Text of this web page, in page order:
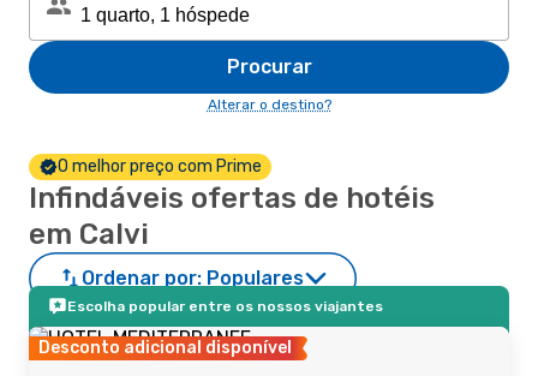
Procurar
Alterar o destino?
O melhor preço com Prime
Infindáveis ofertas de hotéis
em Calvi
Ordenar por: Populares
Escolha popular entre os nossos viajantes
Desconto adicional disponível